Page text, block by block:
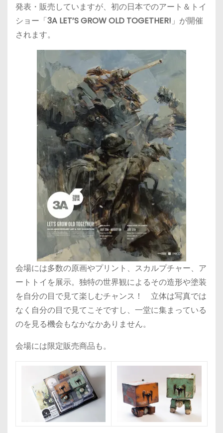
発表・販売していますが、初の日本でのアート＆トイ
ショー「3A LET’S GROW OLD TOGETHER! 」が開催
されます。
会場には多数の原画やプリント、スカルプチャー、ア
ートトイを展示。独特の世界観によるその造形や塗装
を自分の目で見て楽しむチャンス！ 立体は写真では
なく自分の目で見てこそですし、一堂に集まっている
のを見る機会もなかなかありません。
会場には限定販売商品も。